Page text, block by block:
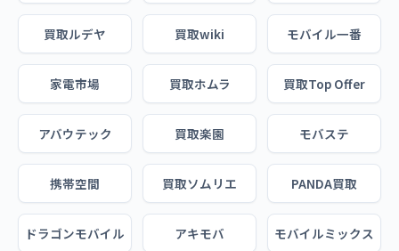
買取ルデヤ 買取wiki モバイル一番
家電市場 買取ホムラ 買取Top Offer
アバウテック 買取楽園 モバステ
携帯空間 買取ソムリエ PANDA買取
ドラゴンモバイル アキモバ モバイルミックス